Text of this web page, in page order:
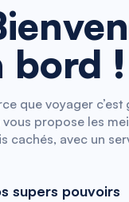
bord !
que voyager
vous propose les
cachés, avec un
supers pouvoirs